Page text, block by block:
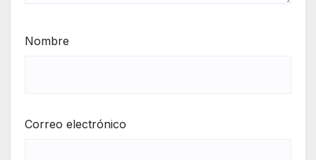
Nombre
Correo electrónico